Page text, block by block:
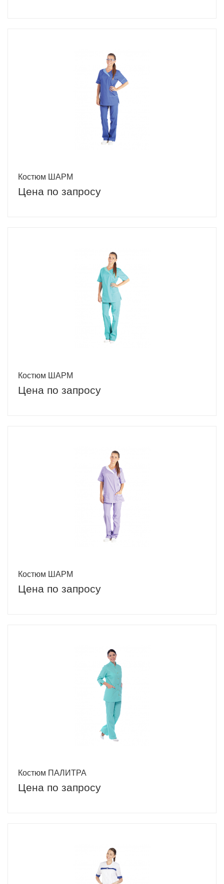
Костюм ШАРМ
Цена по запросу
Костюм ШАРМ
Цена по запросу
Костюм ШАРМ
Цена по запросу
Костюм ПАЛИТРА
Цена по запросу